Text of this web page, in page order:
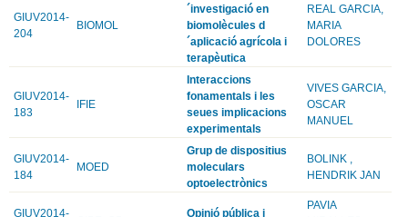
GIUV2014-
204
BIOMOL
´investigació en
biomolècules d
´aplicació agrícola i
terapèutica
REAL GARCIA,
MARIA
DOLORES
GIUV2014-
183
IFIE
Interaccions
fonamentals i les
seues implicacions
experimentals
VIVES GARCIA,
OSCAR
MANUEL
GIUV2014-
184
MOED
Grup de dispositius
moleculars
optoelectrònics
BOLINK ,
HENDRIK JAN
GIUV2014-
Opinió pública i
PAVIA